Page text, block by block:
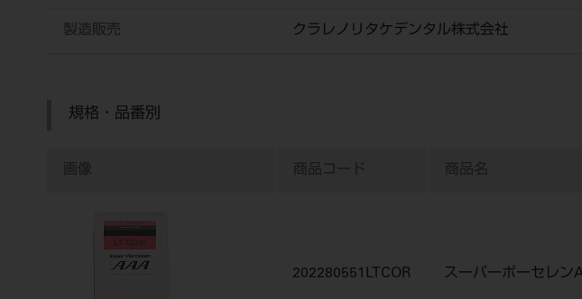
製造販売 クラレノリタケデンタル株式会社
規格・品番別
画像 商品コード 商品名
202280551LTCOR スーパーポーセレ